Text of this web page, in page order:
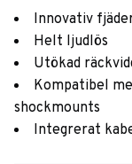
Innovativ
Helt ljudlös
Utökad
Kompatibel
shockmounts
Integrerat